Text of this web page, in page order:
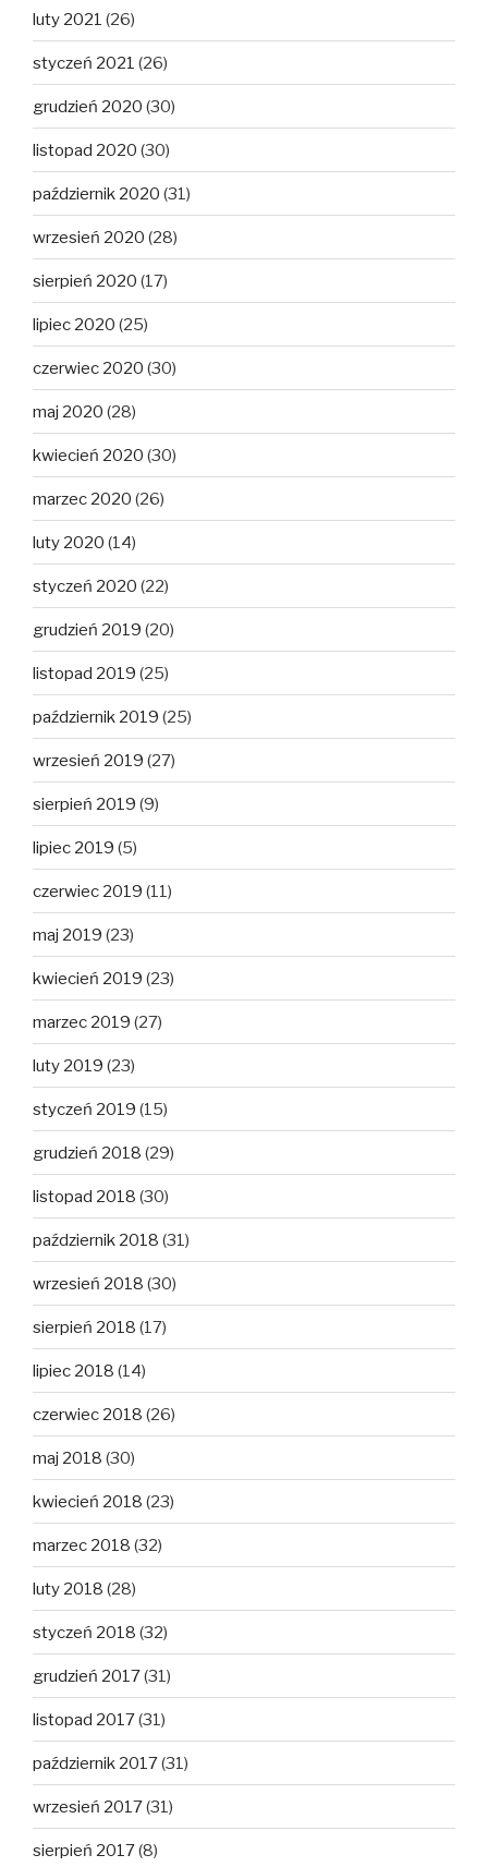
luty 2021 (26)
styczeń 2021 (26)
grudzień 2020 (30)
listopad 2020 (30)
październik 2020 (31)
wrzesień 2020 (28)
sierpień 2020 (17)
lipiec 2020 (25)
czerwiec 2020 (30)
maj 2020 (28)
kwiecień 2020 (30)
marzec 2020 (26)
luty 2020 (14)
styczeń 2020 (22)
grudzień 2019 (20)
listopad 2019 (25)
październik 2019 (25)
wrzesień 2019 (27)
sierpień 2019 (9)
lipiec 2019 (5)
czerwiec 2019 (11)
maj 2019 (23)
kwiecień 2019 (23)
marzec 2019 (27)
luty 2019 (23)
styczeń 2019 (15)
grudzień 2018 (29)
listopad 2018 (30)
październik 2018 (31)
wrzesień 2018 (30)
sierpień 2018 (17)
lipiec 2018 (14)
czerwiec 2018 (26)
maj 2018 (30)
kwiecień 2018 (23)
marzec 2018 (32)
luty 2018 (28)
styczeń 2018 (32)
grudzień 2017(31)
listopad 2017(31)
październik 2017(31)
wrzesień 2017(31)
sierpień 2017(8)